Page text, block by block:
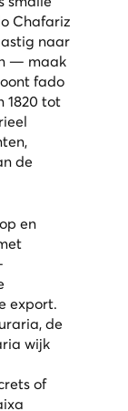
Chafariz
naar
— maak
fado
1820 tot
de
en
export.
, de
wijk
of